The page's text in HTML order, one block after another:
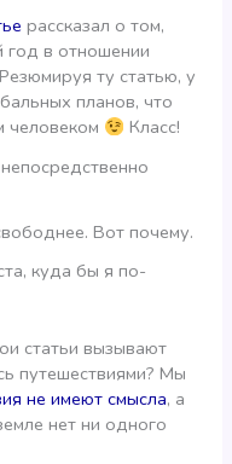
рассказал о том,
год в отношении
ту статью, у
планов, что
человеком
Класс!
Вот почему.
куда бы я по-
статьи вызывают
путешествиями? Мы
не имеют смысла, а
нет ни одного